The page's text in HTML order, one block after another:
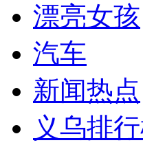
漂亮女孩
汽车
新闻热点
义乌排